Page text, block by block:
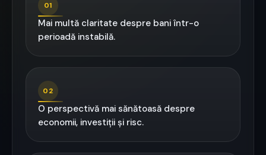
01
Mai multă claritate despre bani într-o
perioadă instabilă.
02
O perspectivă mai sănătoasă despre
economii, investiții și risc.